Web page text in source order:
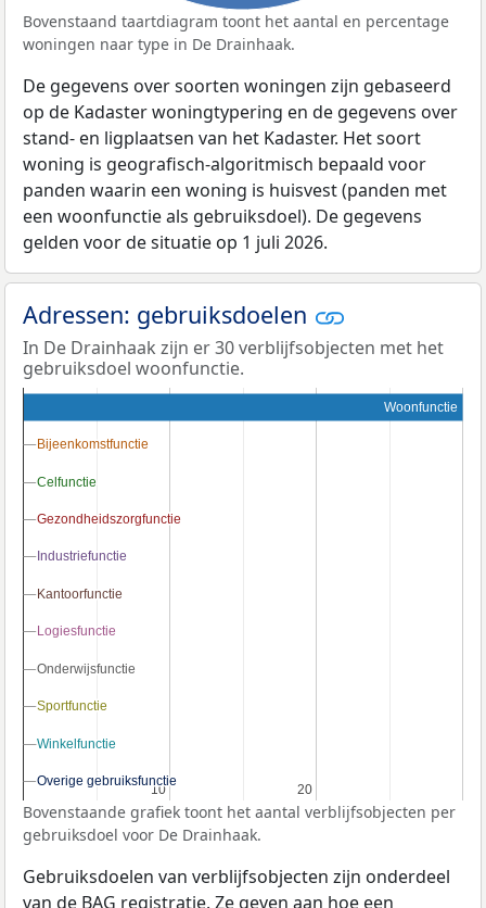
Bovenstaand taartdiagram toont het aantal en percentage
woningen naar type in De Drainhaak.
De gegevens over soorten woningen zijn gebaseerd
op de Kadaster woningtypering en de gegevens over
stand- en ligplaatsen van het Kadaster. Het soort
woning is geografisch-algoritmisch bepaald voor
panden waarin een woning is huisvest (panden met
een woonfunctie als gebruiksdoel). De gegevens
gelden voor de situatie op 1 juli 2026.
Adressen: gebruiksdoelen
In De Drainhaak zijn er 30 verblijfsobjecten met het
gebruiksdoel woonfunctie.
10
10 20
20
Woonfunctie
Bijeenkomstfunctie
Bijeenkomstfunctie
Celfunctie
Celfunctie
Gezondheidszorgfunctie
Gezondheidszorgfunctie
Industriefunctie
Industriefunctie
Kantoorfunctie
Kantoorfunctie
Logiesfunctie
Logiesfunctie
Onderwijsfunctie
Onderwijsfunctie
Sportfunctie
Sportfunctie
Winkelfunctie
Winkelfunctie
Overige gebruiksfunctie
Overige gebruiksfunctie
Bovenstaande grafiek toont het aantal verblijfsobjecten per
gebruiksdoel voor De Drainhaak.
Gebruiksdoelen van verblijfsobjecten zijn onderdeel
van de BAG registratie. Ze geven aan hoe een